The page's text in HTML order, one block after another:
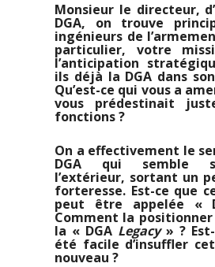
Monsieur le directeur,
DGA, on trouve
ingénieurs de
particulier, votre
l’anticipation
ils déjà la DGA dans
Qu’est-ce qui vous a
vous prédestinait
fonctions ?
On a effectivement le
DGA qui semble
l’extérieur, sortant un
forteresse. Est-ce que
peut être appelée «
Comment la
la « DGA Legacy» ?
été facile d’insuffler
nouveau ?